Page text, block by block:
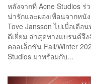
หลังจากที่ Acne Studios
น่ารักและผองเพื่อนจากห
Tove Jansson ไปเมื่อเดื
ดีเยี่ยม ล่าสุดทางแบรนด์จึ
คอลเล็กชัน Fall/Winter
Studios มาพร้อมกับ...